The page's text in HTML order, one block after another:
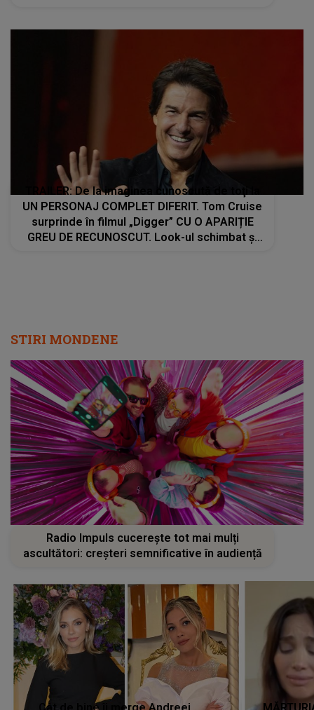
TRAILER: De la imaginea cunoscută de toţi la
UN PERSONAJ COMPLET DIFERIT. Tom Cruise
surprinde în filmul „Digger” CU O APARIȚIE
GREU DE RECUNOSCUT. Look-ul schimbat şi
STIRI MONDENE
Radio Impuls cucerește tot mai mulți
ascultători: creșteri semnificative în audiență